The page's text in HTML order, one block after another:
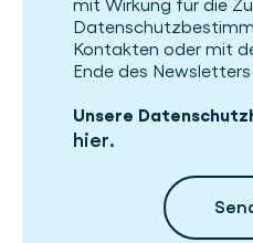
mit Wirkung für die
Kontakten oder mit
Ende des
Unsere
hier.